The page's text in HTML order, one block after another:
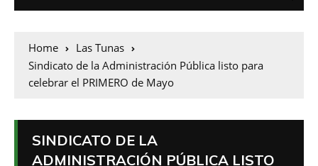
Home
Las Tunas
Sindicato de la Administración Pública listo para
celebrar el PRIMERO de Mayo
SINDICATO DE LA
ADMINISTRACIÓN PÚBLICA LISTO